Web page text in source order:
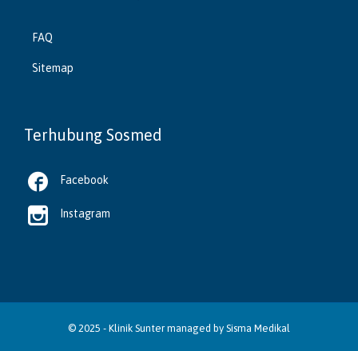
FAQ
Sitemap
Terhubung Sosmed
 Facebook
 Instagram
© 2025 - Klinik Suntermanaged by Sisma Medikal